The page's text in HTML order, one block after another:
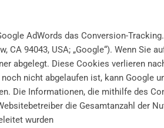
AdWords das Conversion-
94043, USA; „Google“). Wenn Sie
abgelegt. Diese Cookies verlieren
nicht abgelaufen ist, kann Google
Die Informationen, die mithilfe des
die Gesamtanzahl der
wurden